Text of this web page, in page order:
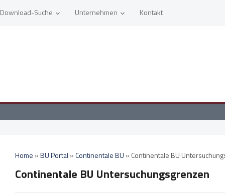
Download-Suche Unternehmen Kontakt
Home »BU Portal »Continentale BU » Continentale BU
Continentale BU Untersuchungsgrenzen